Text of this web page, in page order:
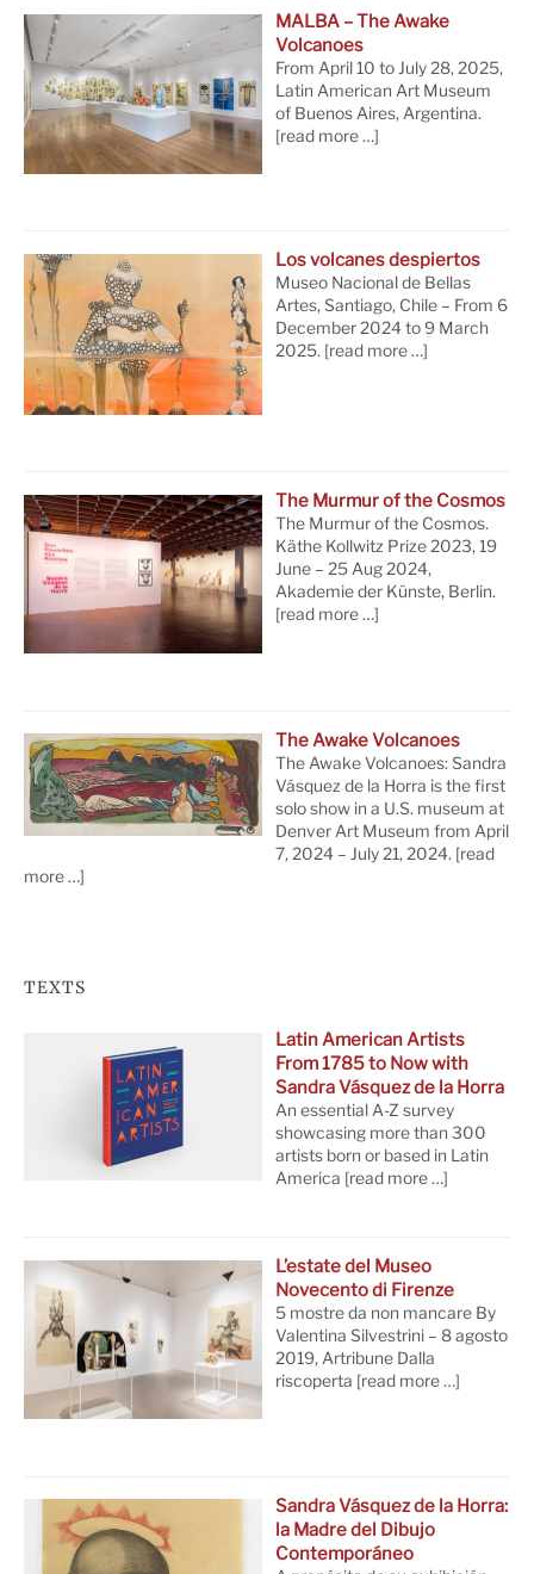
MALBA – The Awake
Volcanoes
From April 10 to July 28, 2025,
Latin American Art Museum
of Buenos Aires, Argentina.
[read more …]
Los volcanes despiertos
Museo Nacional de Bellas
Artes, Santiago, Chile – From 6
December 2024 to 9 March
2025. [read more …]
The Murmur of the Cosmos
The Murmur of the Cosmos.
Käthe Kollwitz Prize 2023, 19
June – 25 Aug 2024,
Akademie der Künste, Berlin.
[read more …]
The Awake Volcanoes
The Awake Volcanoes: Sandra
Vásquez de la Horra is the first
solo show in a U.S. museum at
Denver Art Museum from April
7, 2024 – July 21, 2024. [read
more …]
TEXTS
Latin American Artists
From 1785 to Now with
Sandra Vásquez de la Horra
An essential A-Z survey
showcasing more than 300
artists born or based in Latin
America [read more …]
L’estate del Museo
Novecento di Firenze
5 mostre da non mancare By
Valentina Silvestrini – 8 agosto
2019, Artribune Dalla
riscoperta [read more …]
Sandra Vásquez de la Horra:
la Madre del Dibujo
Contemporáneo